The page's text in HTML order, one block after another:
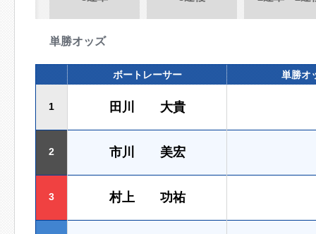
単勝オッズ
ボートレーサー 単勝オ
1 田川 大貴
2 市川 美宏
3 村上 功祐